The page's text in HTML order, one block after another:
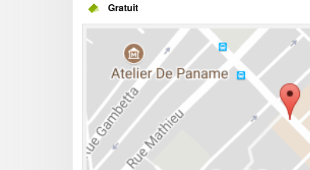
Gratuit